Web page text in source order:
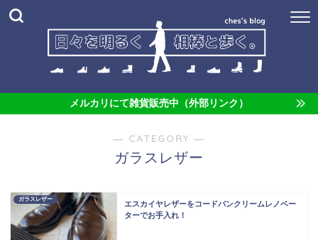
メルカリにて雑貨販売中（外部リンク）
― CATEGORY ―
ガラスレザー
ガラスレザー
エスカイヤレザーをコードバンクリームレノベー
ターでお手入れ！